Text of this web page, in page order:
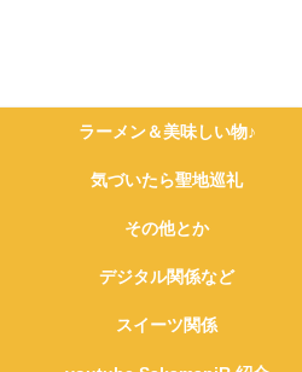
ラーメン＆美味しい物♪
気づいたら聖地巡礼
その他とか
デジタル関係など
スイーツ関係